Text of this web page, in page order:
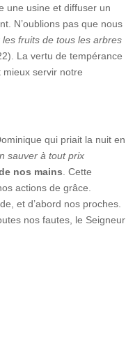
une usine et diffuser un
N’oublions pas que nous
fruits de tous les arbres
La vertu de tempérance
servir notre
qui priait la nuit en
sauver à tout prix
nos mains . Cette
actions de grâce.
et d’abord nos proches.
nos fautes, le Seigneur